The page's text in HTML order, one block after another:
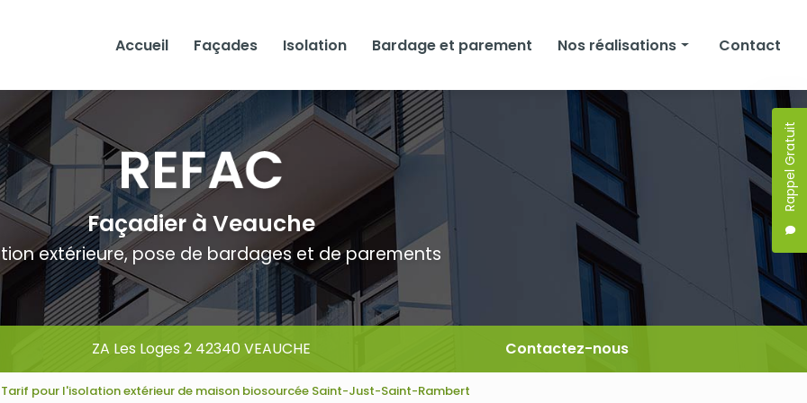
Rappel Gratuit
Accueil
Façades Isolation Bardage et parement Nos réalisations
Façades
Isolation
Bardage et parement
Contact
Façadier à Veauche
extérieure, pose de bardages et de parements
ZA Les Loges 2 42340 VEAUCHE Contactez-nous
Tarif pour l'isolation extérieur de maison biosourcée Saint-Just-Saint-Rambert